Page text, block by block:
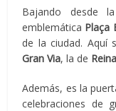
Bajando desde
emblemática Plaça
de la ciudad. Aquí
Gran Via, la de
Además, es la
celebraciones de